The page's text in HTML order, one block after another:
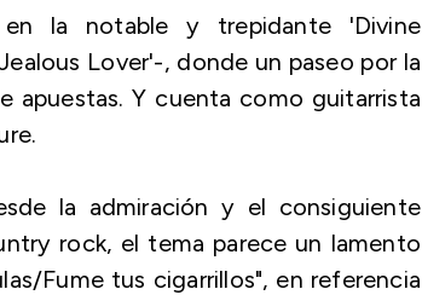
en la notable y trepidante 'Divine
Lover'-, donde un paseo por la
apuestas. Y cuenta como guitarrista
la admiración y el consiguiente
rock, el tema parece un lamento
Fume tus cigarrillos", en referencia